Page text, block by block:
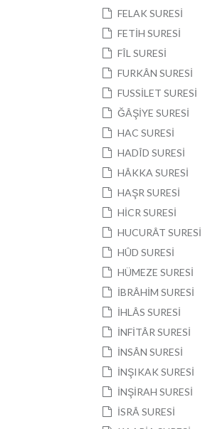
FELAK SURESİ
FETİH SURESİ
FÎL SURESİ
FURKÂN SURESİ
FUSSİLET SURESİ
ĞÂŞİYE SURESİ
HAC SURESİ
HADÎD SURESİ
HÂKKA SURESİ
HAŞR SURESİ
HİCR SURESİ
HUCURÂT SURESİ
HÛD SURESİ
HÜMEZE SURESİ
İBRÂHİM SURESİ
İHLÂS SURESİ
İNFİTÂR SURESİ
İNSÂN SURESİ
İNŞIKAK SURESİ
İNŞİRAH SURESİ
İSRÂ SURESİ